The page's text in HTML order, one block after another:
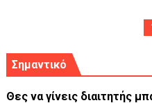
Σημαντικό
Θες να γίνεις διαιτητής